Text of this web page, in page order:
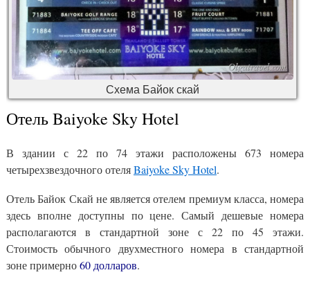
Схема Байок скай
Отель Baiyoke Sky Hotel
В здании с 22 по 74 этажи расположены 673 номера
четырехзвездочного отеляBaiyoke Sky Hotel.
Отель Байок Скай не является отелем премиум класса, номера
здесь вполне доступны по цене. Самый дешевые номера
располагаются в стандартной зоне с 22 по 45 этажи.
Стоимость обычного двухместного номера в стандартной
зоне примерно60 долларов.